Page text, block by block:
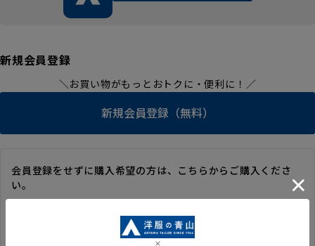
新規会員登録
＼お買い物がもっとおトクに・便利に！／
新規会員登録（無料）
会員登録をせずに購入希望の方は、こちらからご購入くださ
い。
毎回のご注文時に入力いただく必要があります。
※洋服の青山オンラインストアのポイントは付与されません。